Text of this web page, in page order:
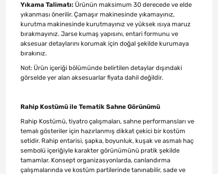
Yıkama Talimatı: Ürünün maksimum 30 derecede ve elde
yıkanması önerilir. Çamaşır makinesinde yıkamayınız,
kurutma makinesinde kurutmayınız ve yüksek ısıya maruz
bırakmayınız. Jarse kumaş yapısını, entari formunu ve
aksesuar detaylarını korumak için doğal şekilde kurumaya
bırakınız.
Not: Ürün içeriği bölümünde belirtilen detaylar dışındaki
görselde yer alan aksesuarlar fiyata dahil değildir.
Rahip Kostümü ile Tematik Sahne Görünümü
Rahip Kostümü, tiyatro çalışmaları, sahne performansları ve
temalı gösteriler için hazırlanmış dikkat çekici bir kostüm
setidir. Rahip entarisi, şapka, boyunluk, kuşak ve asmalı haç
sembolü içeriğiyle karakter görünümünü pratik şekilde
tamamlar. Konsept organizasyonlarda, canlandırma
çalışmalarında ve kostüm partilerinde tanınabilir, sade ve